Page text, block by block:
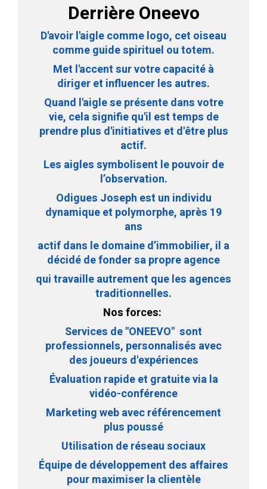
Derrière Oneevo
D'avoir l'aigle comme logo, cet oiseau
comme guide spirituel ou totem.
Met l'accent sur votre capacité à
diriger et influencer les autres.
Quand l'aigle se présente dans votre
vie, cela signifiequ'il est temps de
prendre plus d'initiatives et d'être plus
actif.
Les aigles symbolisent le pouvoir de
l’observation.
Odigues Joseph est un individu
dynamique et polymorphe, après 19
ans
actif dans le domaine d’immobilier, il a
décidé de fonder sa propre agence
qui travaille autrement que les agences
traditionnelles.
Nos forces:
Services de "ONEEVO" sont
professionnels, personnalisés avec
des joueurs d'expériences
Évaluation rapide et gratuite via la
vidéo-conférence
Marketing web avec référencement
plus poussé
Utilisation de réseau sociaux
Équipe de développement des affaires
pour maximiser la clientèle